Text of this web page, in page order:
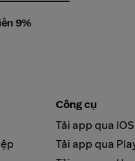
9%
Công cụ
Tải app qua IOS
Tải app qua